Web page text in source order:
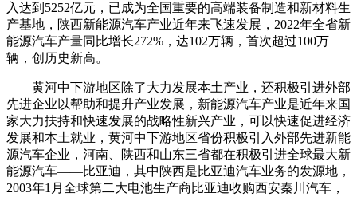
入达到5252亿元，已成为全国重要的高端装备制造和新材料生
产基地，陕西新能源汽车产业近年来飞速发展，2022年全省新
能源汽车产量同比增长272%，达102万辆，首次超过100万
辆，创历史新高。
黄河中下游地区除了大力发展本土产业，还积极引进外部
先进企业以帮助和提升产业发展，新能源汽车产业是近年来国
家大力扶持和快速发展的战略性新兴产业，可以快速促进经济
发展和本土就业，黄河中下游地区省份积极引入外部先进新能
源汽车企业，河南、陕西和山东三省都在积极引进全球最大新
能源汽车——比亚迪，其中陕西是比亚迪汽车业务的发源地，
2003年1月全球第二大电池生产商比亚迪收购西安秦川汽车，